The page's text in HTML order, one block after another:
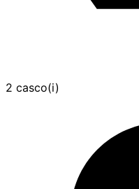
2 casco(i)